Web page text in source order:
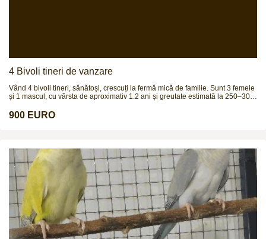
4 Bivoli tineri de vanzare
Vând 4 bivoli tineri, sănătoși, crescuți la fermă mică de familie. Sunt 3 femele
și 1 mascul, cu vârsta de aproximativ 1.2 ani și greutate estimată la 250–300
fără probleme de sănătate, potriviți pentru creștere, prăsilă sau îngrășat.
900 EURO